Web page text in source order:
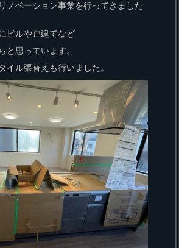
ノベーション事業を行ってきました
ビルや戸建てなど
と思っています。
イル張替えも行いました。